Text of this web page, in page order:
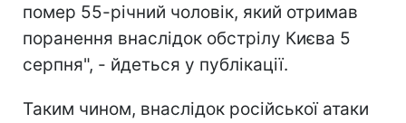
помер 55-річний чоловік, який отримав
поранення внаслідок обстрілу Києва 5
серпня", - йдеться у публікації.
Таким чином, внаслідок російської атаки